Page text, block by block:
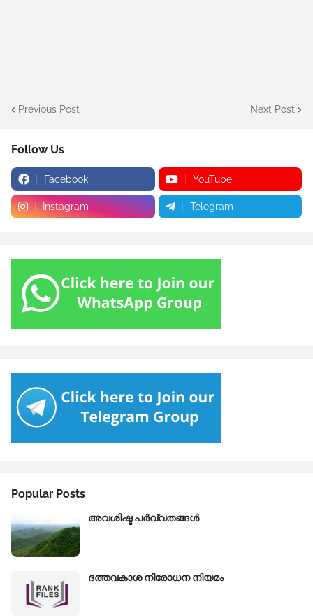
Previous Post Next Post
Follow Us
Facebook YouTube
Instagram Telegram
Popular Posts
അവശിഷ്ട പർവ്വതങ്ങൾ
ദത്തവകാശ നിരോധന നിയമം